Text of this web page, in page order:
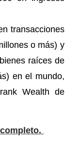
transacciones
o más) y
raíces de
en el mundo,
Wealth de